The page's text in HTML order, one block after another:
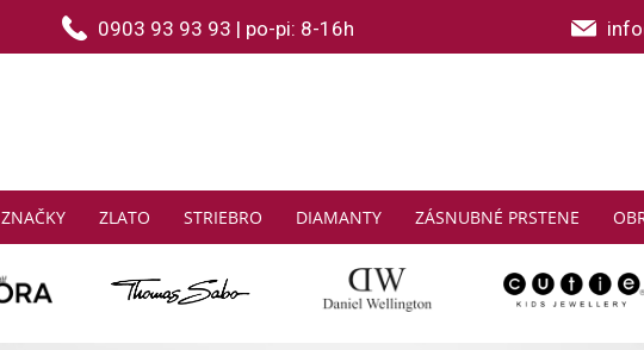
0903 93 93 93 | po-pi: 8-16h
ZNAČKY ZLATO STRIEBRO DIAMANTY ZÁSNUBNÉ PRSTENE